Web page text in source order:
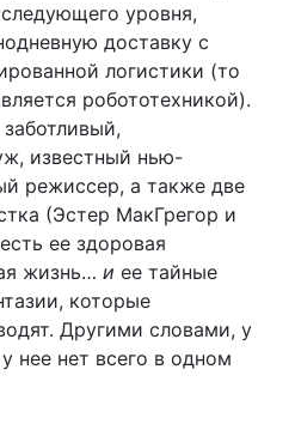
уровня,
доставку с
логистики (то
робототехникой).
известный нью-
режиссер, а также две
(Эстер МакГрегор и
ее здоровая
жизнь… и ее тайные
которые
Другими словами, у
нее нет всего в одном